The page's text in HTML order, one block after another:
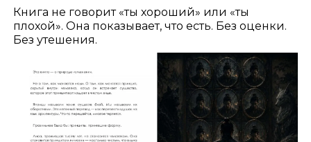
Книга не говорит «ты хороший» или «ты
плохой». Она показывает, что есть. Без оценки.
Без утешения.